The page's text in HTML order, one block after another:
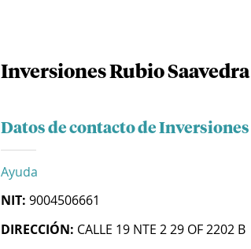
Inversiones Rubio Saavedra
Datos de contacto de Inversiones
Ayuda
NIT: 9004506661
DIRECCIÓN: CALLE 19 NTE 2 29 OF 2202 B